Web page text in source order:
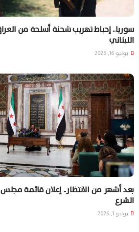
سوريا.. إحباط تهريب شحنة أسلحة من
اللبناني
يوليو 16, 2026
بعد أشهر من الانتظار.. إعلان قائمة
الشرع
يوليو 1, 2026